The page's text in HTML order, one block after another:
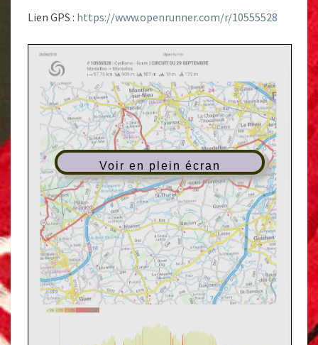
Lien GPS : https://www.openrunner.com/r/10555528
Voir en plein écran